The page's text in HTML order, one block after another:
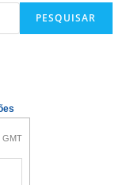
PESQUISAR